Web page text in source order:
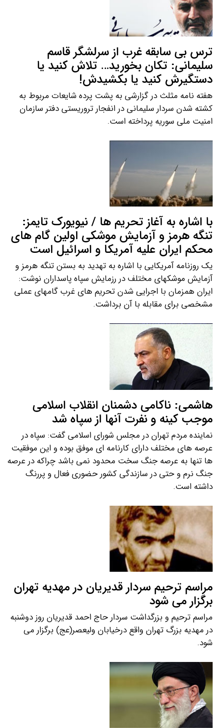
ترس بی سابقه غرب از سرلشگر قاسم
سلیمانی: تکان بخورید… تلاش کنید یا
دستگیرش کنید یا بکشیدش!
هفته نامه مثلث در گزارشی به پشت پرده شایعات مربوط به
کشته شدن سردار سلیمانی در انفجار تروریستی دفتر سازمان
امنیت ملی سوریه پرداخته است.
با اشاره به آغاز تحریم ها / نیویورک تایمز:
تنگه هرمز و آزمایش موشکی اولین گام های
محکم ایران علیه آمریکا و اسرائیل است
یک روزنامه آمریکایی با اشاره به تهدید به بستن تنگه هرمز و
آزمایش موشکهای مختلف در رزمایش سپاه پاسداران نوشت:
ایران همزمان با اجرایی شدن تحریم های غرب گامهای عملی
مشخصی برای مقابله با آن برداشت.
هاشمی: ناکامی دشمنان انقلاب اسلامی
موجب کینه و نفرت آنها از سپاه شد
نماینده مردم تهران در مجلس شورای اسلامی گفت: سپاه در
عرصه های مختلف دارای کارنامه ای موفق بوده و این موفقیت
ها تنها به عرصه جنگ سخت محدود نمی باشد چراکه در عرصه
جنگ نرم و حتی در سازندگی کشور حضوری فعال و پررنگ
داشته است.
مراسم ترحیم سردار قدیریان در مهدیه تهران
برگزار می شود
مراسم ترحیم و بزرگداشت سردار حاج احمد قدیریان روز دوشنبه
در مهدیه بزرگ تهران واقع درخیابان ولیعصر(عج) برگزار می
شود.